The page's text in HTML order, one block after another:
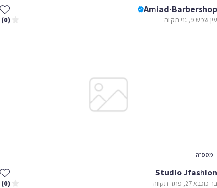
Amiad-Barbershop
עין שמש 9, גני תקווה (0)
מספרה
Studio Jfashion
בר כוכבא 27, פתח תקווה (0)